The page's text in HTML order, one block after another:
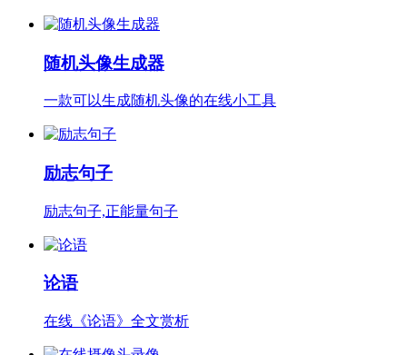
随机头像生成器
一款可以生成随机头像的在线小工具
励志句子
励志句子,正能量句子
论语
在线《论语》全文赏析